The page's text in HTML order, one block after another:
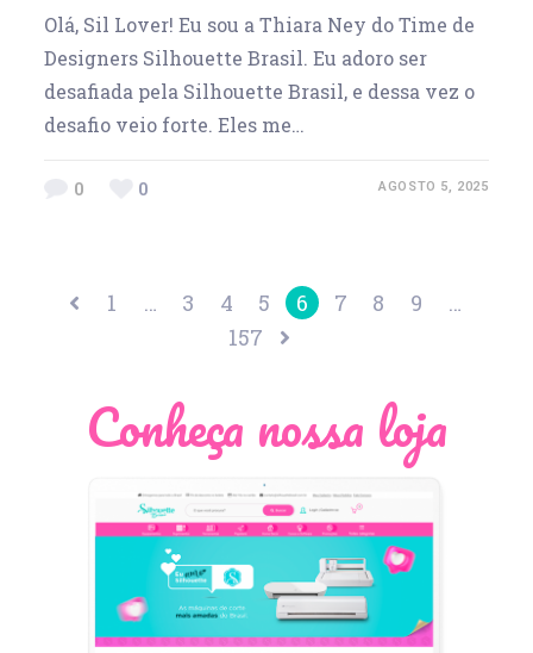
Olá, Sil Lover! Eu sou a ‪Thiara Ney do Time de
Designers Silhouette Brasil. Eu adoro ser
desafiada pela Silhouette Brasil, e dessa vez o
desafio veio forte. Eles me…
0 0 AGOSTO 5, 2025
1 … 3 4 5 6 7 8 9
…
157
Conheça nossa loja
Léia Pastori